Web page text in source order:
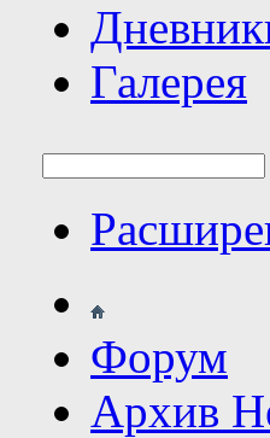
Галерея
Форум
Архив